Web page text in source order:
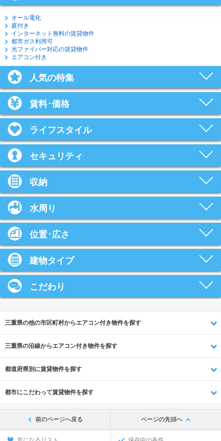
オール電化
庭付き
インターネット無料の賃貸物件
都市ガス利用可
光ファイバー対応の賃貸物件
エアコン付き
人気の特集
賃料･価格
ライフスタイル
セキュリティ
収納
水周り
位置･広さ
建物タイプ
こだわり
三重県の他の市区町村からエアコン付き物件を探す
三重県の沿線からエアコン付き物件を探す
都道府県別に賃貸物件を探す
都市にこだわって賃貸物件を探す
前のページへ戻る ページの先頭へ